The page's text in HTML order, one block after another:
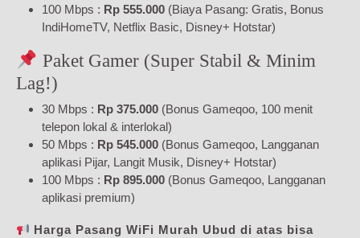
100 Mbps : Rp 555.000 (Biaya Pasang: Gratis, Bonus
IndiHomeTV, Netflix Basic, Disney+ Hotstar)
Paket Gamer (Super Stabil & Minim
Lag!)
30 Mbps : Rp 375.000 (Bonus Gameqoo, 100 menit
telepon lokal & interlokal)
50 Mbps : Rp 545.000 (Bonus Gameqoo, Langganan
aplikasi Pijar, Langit Musik, Disney+ Hotstar)
100 Mbps : Rp 895.000 (Bonus Gameqoo, Langganan
aplikasi premium)
Harga Pasang WiFi Murah Ubud di atas bisa